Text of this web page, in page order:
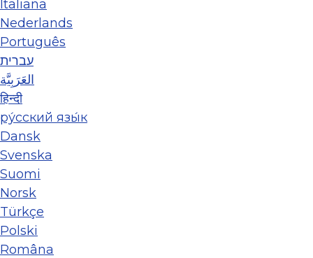
Italiana
Nederlands
Português
עברית
العَرَبِيَّة
हिन्दी
ру́сский язы́к
Dansk
Svenska
Suomi
Norsk
Türkçe
Polski
Româna